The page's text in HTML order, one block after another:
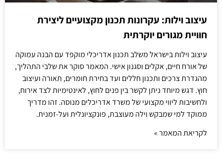
עיצוב וילות: עקרונות תכנון מקצועיים ליצירת
חוויית מגורים יוקרתית
עיצוב וילות בישראל משלב תכנון אדריכלי מוקפד עם הבנה עמוקה
של אורח חיים, אקלים וסגנון אישי. המאמר סוקר את שלבי התהליך,
מהגדרת צרכים ותכנון חללים ועד בחירת חומרים, תאורה ועיצוב
חוץ. דגש מיוחד ניתן לקשר בין פנים לחוץ, לאינטימיות לצד אירוח,
ולחשיבות ליווי מקצועי של משרד אדריכלים מנוסה. זהו מדריך
ממוקד למי שמבקש וילה מעוצבת, פונקציונלית ועל-זמנית.
לקריאת המאמר »